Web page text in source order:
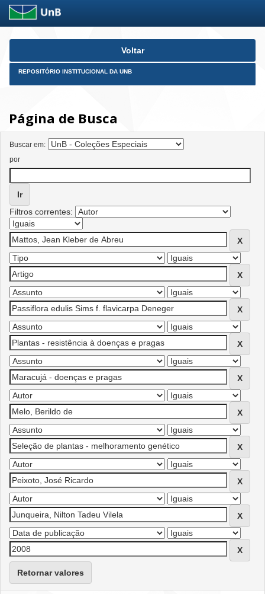
Skip
Voltar
REPOSITÓRIO INSTITUCIONAL DA UNB
Página de Busca
Buscar em:
por
Filtros correntes:
Retornar valores